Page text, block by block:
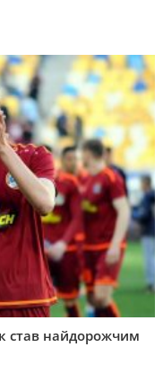
став найдорожчим